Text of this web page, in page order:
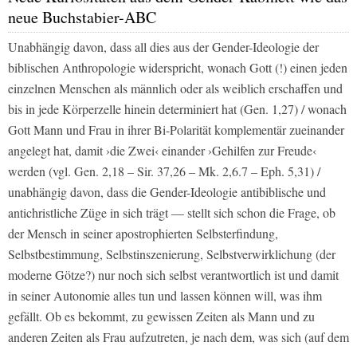
neue Buchstabier-ABC
Unabhängig davon, dass all dies aus der Gender-Ideologie der
biblischen Anthropologie widerspricht, wonach Gott (!) einen jeden
einzelnen Menschen als männlich oder als weiblich erschaffen und
bis in jede Körperzelle hinein determiniert hat (Gen. 1,27) / wonach
Gott Mann und Frau in ihrer Bi-Polarität komplementär zueinander
angelegt hat, damit ›die Zwei‹ einander ›Gehilfen zur Freude‹
werden (vgl. Gen. 2,18 – Sir. 37,26 – Mk. 2,6.7 – Eph. 5,31) /
unabhängig davon, dass die Gender-Ideologie antibiblische und
antichristliche Züge in sich trägt — stellt sich schon die Frage, ob
der Mensch in seiner apostrophierten Selbsterfindung,
Selbstbestimmung, Selbstinszenierung, Selbstverwirklichung (der
moderne Götze?) nur noch sich selbst verantwortlich ist und damit
in seiner Autonomie alles tun und lassen können will, was ihm
gefällt. Ob es bekommt, zu gewissen Zeiten als Mann und zu
anderen Zeiten als Frau aufzutreten, je nach dem, was sich (auf dem